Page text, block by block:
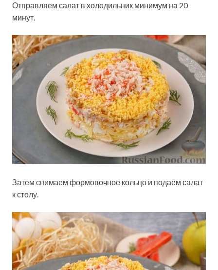
Отправляем салат в холодильник минимум на 20
минут.
Затем снимаем формовочное кольцо и подаём салат
к столу.